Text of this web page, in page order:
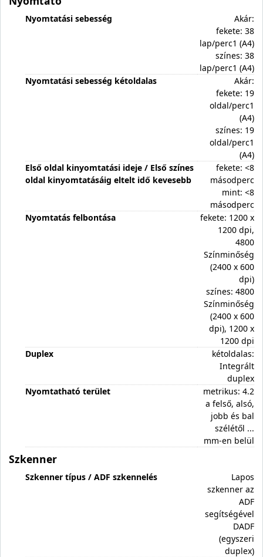
Nyomtatási sebesség
Akár:
fekete: 38
lap/perc1 (A4)
színes: 38
lap/perc1 (A4)
Nyomtatási sebesség kétoldalas
Akár:
fekete: 19
oldal/perc1
(A4)
színes: 19
oldal/perc1
(A4)
Első oldal kinyomtatási ideje / Első színes
oldal kinyomtatásáig eltelt idő kevesebb
fekete: <8
másodperc
mint: <8
másodperc
Nyomtatás felbontása
fekete: 1200 x
1200 dpi,
4800
Színminőség
(2400 x 600
dpi)
színes: 4800
Színminőség
(2400 x 600
dpi), 1200 x
1200 dpi
Duplex
kétoldalas:
Integrált
duplex
Nyomtatható terület
metrikus: 4.2
a felső, alsó,
jobb és bal
szélétől ...
mm-en belül
Szkenner
Szkenner típus / ADF szkennelés
Lapos
szkenner az
ADF
segítségével
DADF
(egyszeri
duplex)